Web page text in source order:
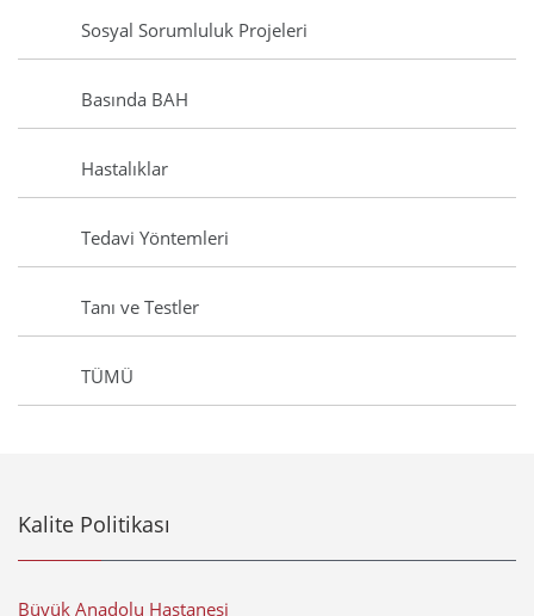
Sosyal Sorumluluk Projeleri
Basında BAH
Hastalıklar
Tedavi Yöntemleri
Tanı ve Testler
TÜMÜ
Kalite Politikası
Büyük Anadolu Hastanesi